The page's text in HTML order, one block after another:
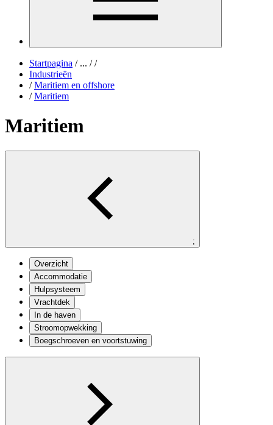
Startpagina /... / /
Industrieën
/ Maritiem en offshore
/ Maritiem
Maritiem
;
Overzicht
Accommodatie
Hulpsysteem
Vrachtdek
In de haven
Stroomopwekking
Boegschroeven en voortstuwing